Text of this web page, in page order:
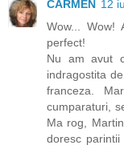
CARMEN 12
Wow... Wow!
perfect!
Nu am avut
indragostita
franceza.
cumparaturi,
Ma rog,
doresc